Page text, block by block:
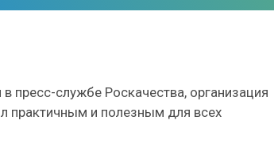
службе Роскачества, организация
практичным и полезным для всех